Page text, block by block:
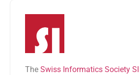
The Swiss Informatics Society SI